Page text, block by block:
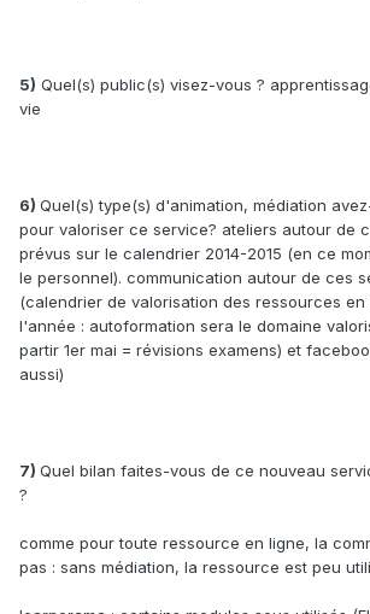
5) Quel(s) public(s) visez-vous ?
vie
6) Quel(s) type(s) d'animation, médiation
pour valoriser ce service? ateliers autour de
prévus sur le calendrier 2014-2015 (en ce
le personnel). communication autour de ces
(calendrier de valorisation des ressources
l'année : autoformation sera le domaine
partir 1er mai = révisions examens) et
aussi)
7) Quel bilan faites-vous de ce nouveau
?
comme pour toute ressource en ligne, la
pas : sans médiation, la ressource est peu